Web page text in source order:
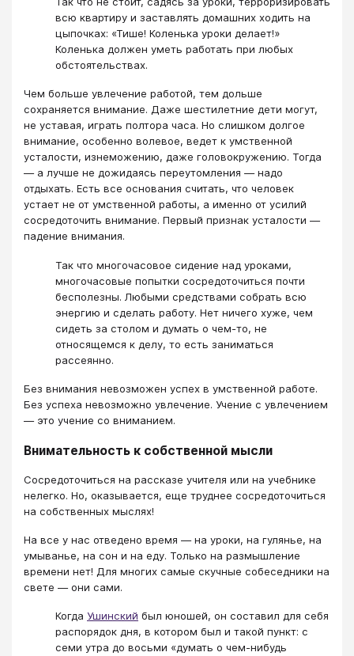
всю квартиру и заставлять домашних ходить на
цыпочках: «Тише! Коленька уроки делает!»
Коленька должен уметь работать при любых
обстоятельствах.
Чем больше увлечение работой, тем дольше
сохраняется внимание. Даже шестилетние дети могут,
не уставая, играть полтора часа. Но слишком долгое
внимание, особенно волевое, ведет к умственной
усталости, изнеможению, даже головокружению. Тогда
— а лучше не дожидаясь переутомления — надо
отдыхать. Есть все основания считать, что человек
устает не от умственной работы, а именно от усилий
сосредоточить внимание. Первый признак усталости —
падение внимания.
Так что многочасовое сидение над уроками,
многочасовые попытки сосредоточиться почти
бесполезны. Любыми средствами собрать всю
энергию и сделать работу. Нет ничего хуже, чем
сидеть за столом и думать о чем-то, не
относящемся к делу, то есть заниматься
рассеянно.
Без внимания невозможен успех в умственной работе.
Без успеха невозможно увлечение. Учение с увлечением
— это учение со вниманием.
Внимательность к собственной мысли
Сосредоточиться на рассказе учителя или на учебнике
нелегко. Но, оказывается, еще труднее сосредоточиться
на собственных мыслях!
На все у нас отведено время — на уроки, на гулянье, на
умыванье, на сон и на еду. Только на размышление
времени нет! Для многих самые скучные собеседники на
свете — они сами.
Когда Ушинский был юношей, он составил для себя
распорядок дня, в котором был и такой пункт: с
семи утра до восьми «думать о чем-нибудь